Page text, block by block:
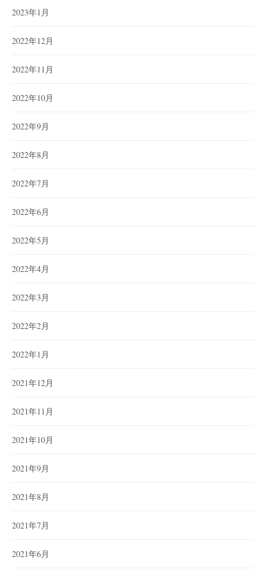
2023年1月
2022年12月
2022年11月
2022年10月
2022年9月
2022年8月
2022年7月
2022年6月
2022年5月
2022年4月
2022年3月
2022年2月
2022年1月
2021年12月
2021年11月
2021年10月
2021年9月
2021年8月
2021年7月
2021年6月